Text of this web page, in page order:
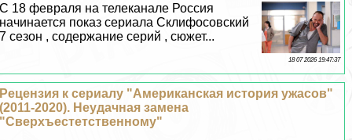
С 18 февраля на телеканале Россия
начинается показ сериала Склифосовский
7 сезон , содержание серий , сюжет...
18 07 2026 19:47:37
Рецензия к сериалу "Американская история ужасов"
(2011-2020). Неудачная замена
"Сверхъестетственному"